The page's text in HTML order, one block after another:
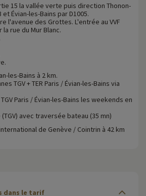
15 la vallée verte puis direction Thonon-
et Évian-les-Bains par D1005.
l'avenue des Grottes. L'entrée au VVF
rue du Mur Blanc.
les-Bains à 2 km.
TGV + TER Paris / Évian-les-Bains via
Paris / Évian-les-Bains les weekends en
(TGV) avec traversée bateau (35 mn)
de Genève / Cointrin à 42 km
dans le tarif